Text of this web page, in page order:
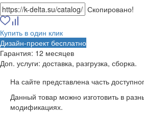
Скопировано!
Купить в один клик
Дизайн-проект бесплатно
Гарантия: 12 месяцев
Доп. услуги: доставка, разгрузка, сборка.
На сайте представлена часть
Данный товар можно изготовить в
модификациях.